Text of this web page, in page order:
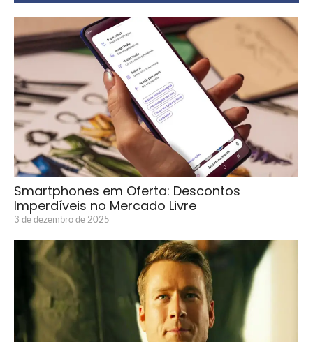
Smartphones em Oferta: Descontos
Imperdíveis no Mercado Livre
3 de dezembro de 2025